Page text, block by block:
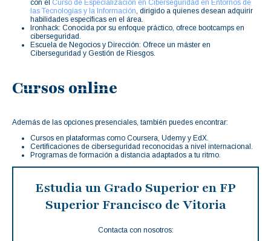
con el Curso de Especialización en Ciberseguridad en Entornos de
las Tecnologías y la Información, dirigido a quienes desean adquirir
habilidades específicas en el área.
Ironhack: Conocida por su enfoque práctico, ofrece bootcamps en
ciberseguridad.
Escuela de Negocios y Dirección: Ofrece un máster en
Ciberseguridad y Gestión de Riesgos.
Cursos online
Además de las opciones presenciales, también puedes encontrar:
Cursos en plataformas como Coursera, Udemy y EdX.
Certificaciones de ciberseguridad reconocidas a nivel internacional.
Programas de formación a distancia adaptados a tu ritmo.
Estudia un Grado Superior en FP
Superior Francisco de Vitoria
Contacta con nosotros: